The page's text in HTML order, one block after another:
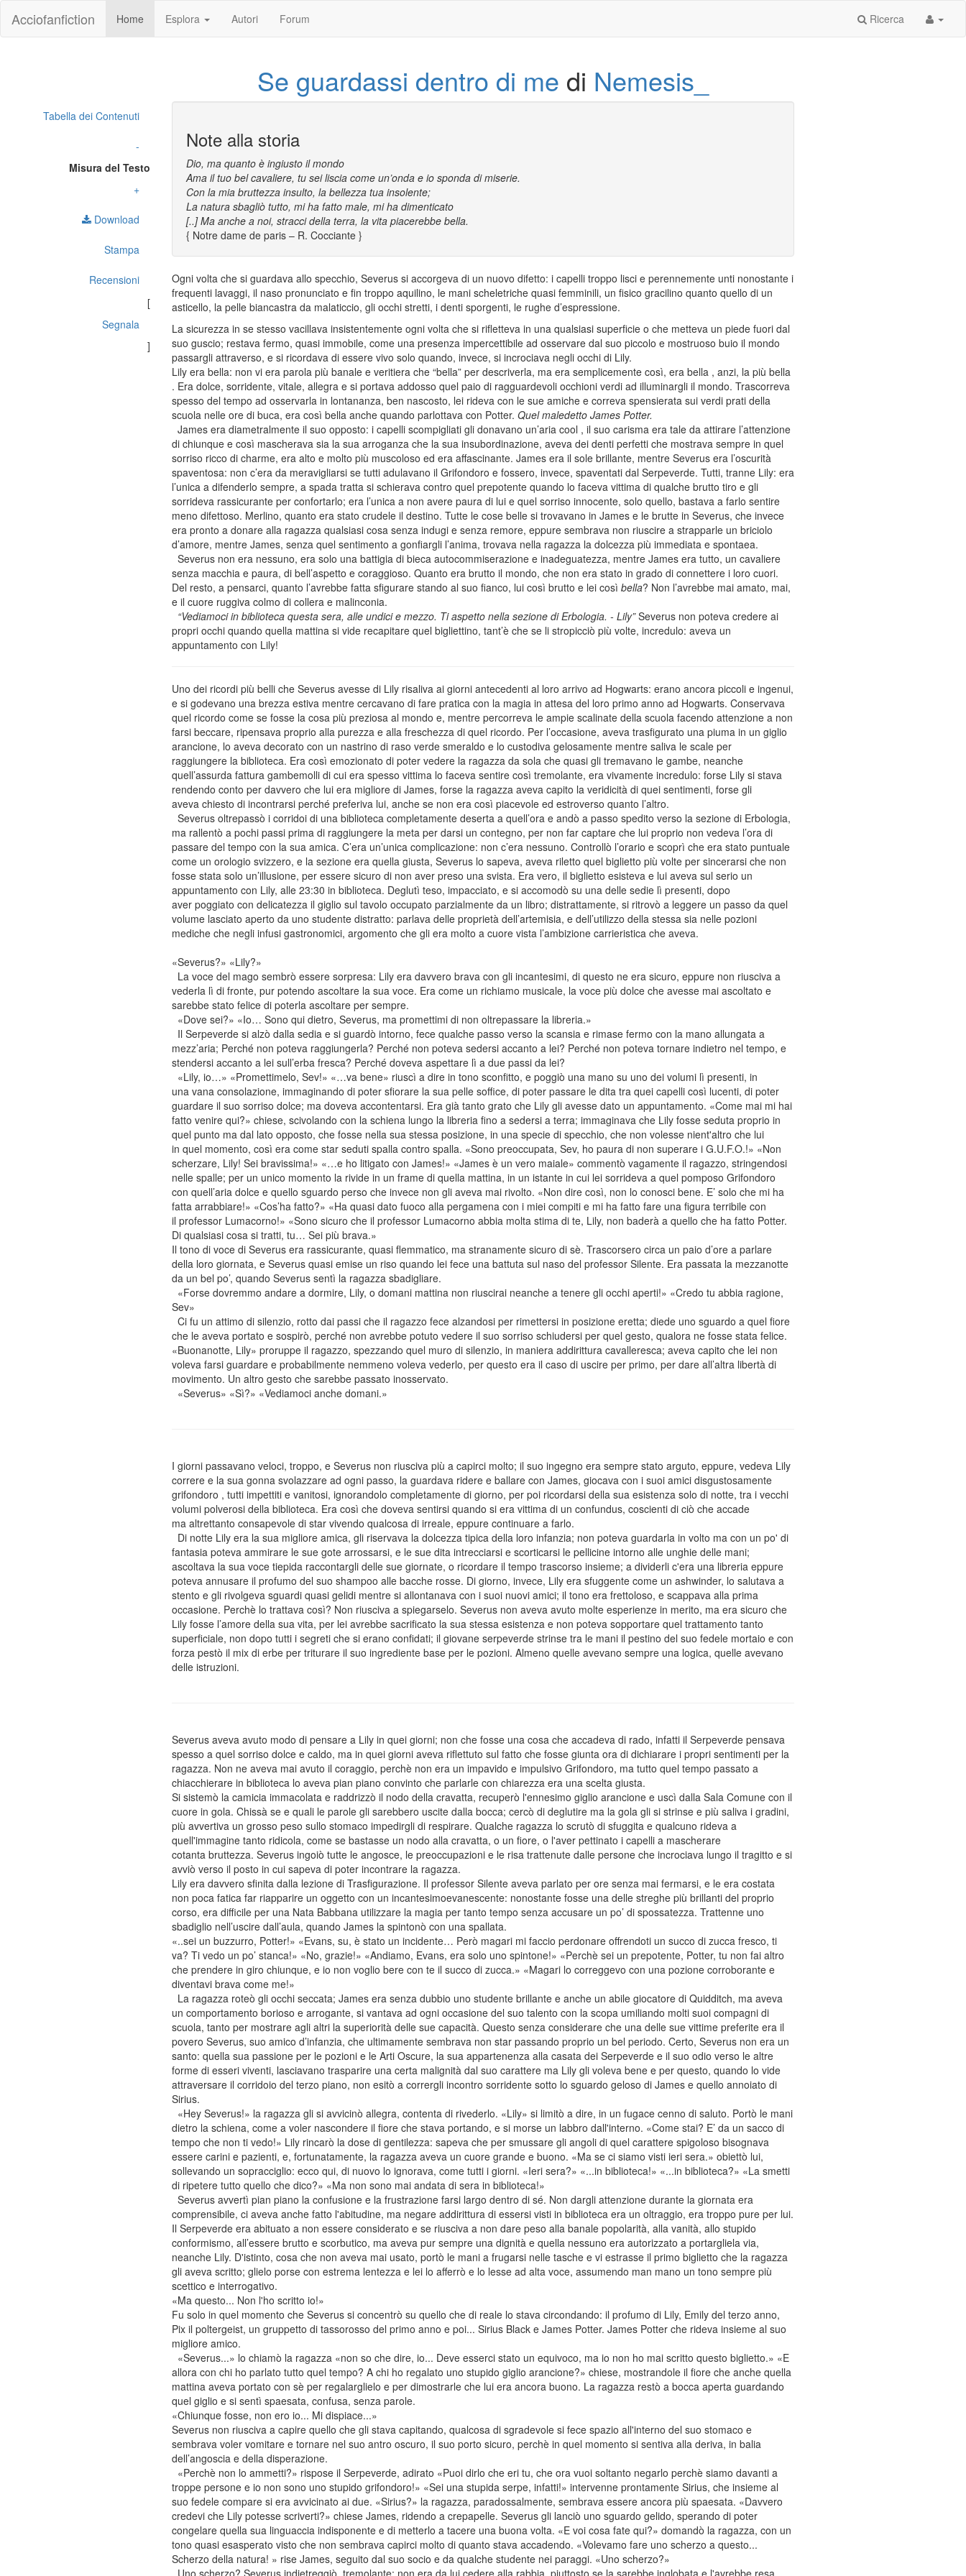
Acciofanfiction Home Esplora Autori Forum Ricerca
Se guardassi dentro di me di Nemesis_
Tabella dei Contenuti
-
Misura del Testo
+
Download
Stampa
Recensioni
[
Segnala
]
Note alla storia
Dio, ma quanto è ingiusto il mondo
Ama il tuo bel cavaliere, tu sei liscia come un’onda e io sponda di miserie.
Con la mia bruttezza insulto, la bellezza tua insolente;
La natura sbagliò tutto, mi ha fatto male, mi ha dimenticato
[..] Ma anche a noi, stracci della terra, la vita piacerebbe bella.
{ Notre dame de paris – R. Cocciante }
Ogni volta che si guardava allo specchio, Severus si accorgeva di un nuovo difetto: i capelli troppo lisci e perennemente unti nonostante i
frequenti lavaggi, il naso pronunciato e fin troppo aquilino, le mani scheletriche quasi femminili, un fisico gracilino quanto quello di un
asticello, la pelle biancastra da malaticcio, gli occhi stretti, i denti sporgenti, le rughe d’espressione.
La sicurezza in se stesso vacillava insistentemente ogni volta che si rifletteva in una qualsiasi superficie o che metteva un piede fuori dal
suo guscio; restava fermo, quasi immobile, come una presenza impercettibile ad osservare dal suo piccolo e mostruoso buio il mondo
passargli attraverso, e si ricordava di essere vivo solo quando, invece, si incrociava negli occhi di Lily.
Lily era bella: non vi era parola più banale e veritiera che “bella” per descriverla, ma era semplicemente così, era bella , anzi, la più bella
. Era dolce, sorridente, vitale, allegra e si portava addosso quel paio di ragguardevoli occhioni verdi ad illuminargli il mondo. Trascorreva
spesso del tempo ad osservarla in lontananza, ben nascosto, lei rideva con le sue amiche e correva spensierata sui verdi prati della
scuola nelle ore di buca, era così bella anche quando parlottava con Potter. Quel maledetto James Potter.
James era diametralmente il suo opposto: i capelli scompigliati gli donavano un’aria cool , il suo carisma era tale da attirare l’attenzione
di chiunque e così mascherava sia la sua arroganza che la sua insubordinazione, aveva dei denti perfetti che mostrava sempre in quel
sorriso ricco di charme, era alto e molto più muscoloso ed era affascinante. James era il sole brillante, mentre Severus era l’oscurità
spaventosa: non c’era da meravigliarsi se tutti adulavano il Grifondoro e fossero, invece, spaventati dal Serpeverde. Tutti, tranne Lily: era
l’unica a difenderlo sempre, a spada tratta si schierava contro quel prepotente quando lo faceva vittima di qualche brutto tiro e gli
sorrideva rassicurante per confortarlo; era l’unica a non avere paura di lui e quel sorriso innocente, solo quello, bastava a farlo sentire
meno difettoso. Merlino, quanto era stato crudele il destino. Tutte le cose belle si trovavano in James e le brutte in Severus, che invece
era pronto a donare alla ragazza qualsiasi cosa senza indugi e senza remore, eppure sembrava non riuscire a strapparle un briciolo
d’amore, mentre James, senza quel sentimento a gonfiargli l’anima, trovava nella ragazza la dolcezza più immediata e spontaea.
Severus non era nessuno, era solo una battigia di bieca autocommiserazione e inadeguatezza, mentre James era tutto, un cavaliere
senza macchia e paura, di bell’aspetto e coraggioso. Quanto era brutto il mondo, che non era stato in grado di connettere i loro cuori.
Del resto, a pensarci, quanto l’avrebbe fatta sfigurare stando al suo fianco, lui così brutto e lei così bella? Non l’avrebbe mai amato, mai,
e il cuore ruggiva colmo di collera e malinconia.
“Vediamoci in biblioteca questa sera, alle undici e mezzo. Ti aspetto nella sezione di Erbologia. - Lily”Severus non poteva credere ai
propri occhi quando quella mattina si vide recapitare quel bigliettino, tant’è che se li stropicciò più volte, incredulo: aveva un
appuntamento con Lily!
Uno dei ricordi più belli che Severus avesse di Lily risaliva ai giorni antecedenti al loro arrivo ad Hogwarts: erano ancora piccoli e ingenui,
e si godevano una brezza estiva mentre cercavano di fare pratica con la magia in attesa del loro primo anno ad Hogwarts. Conservava
quel ricordo come se fosse la cosa più preziosa al mondo e, mentre percorreva le ampie scalinate della scuola facendo attenzione a non
farsi beccare, ripensava proprio alla purezza e alla freschezza di quel ricordo. Per l’occasione, aveva trasfigurato una piuma in un giglio
arancione, lo aveva decorato con un nastrino di raso verde smeraldo e lo custodiva gelosamente mentre saliva le scale per
raggiungere la biblioteca. Era così emozionato di poter vedere la ragazza da sola che quasi gli tremavano le gambe, neanche
quell’assurda fattura gambemolli di cui era spesso vittima lo faceva sentire così tremolante, era vivamente incredulo: forse Lily si stava
rendendo conto per davvero che lui era migliore di James, forse la ragazza aveva capito la veridicità di quei sentimenti, forse gli
aveva chiesto di incontrarsi perché preferiva lui, anche se non era così piacevole ed estroverso quanto l’altro.
Severus oltrepassò i corridoi di una biblioteca completamente deserta a quell’ora e andò a passo spedito verso la sezione di Erbologia,
ma rallentò a pochi passi prima di raggiungere la meta per darsi un contegno, per non far captare che lui proprio non vedeva l’ora di
passare del tempo con la sua amica. C’era un’unica complicazione: non c’era nessuno. Controllò l’orario e scoprì che era stato puntuale
come un orologio svizzero, e la sezione era quella giusta, Severus lo sapeva, aveva riletto quel biglietto più volte per sincerarsi che non
fosse stata solo un’illusione, per essere sicuro di non aver preso una svista. Era vero, il biglietto esisteva e lui aveva sul serio un
appuntamento con Lily, alle 23:30 in biblioteca. Deglutì teso, impacciato, e si accomodò su una delle sedie lì presenti, dopo
aver poggiato con delicatezza il giglio sul tavolo occupato parzialmente da un libro; distrattamente, si ritrovò a leggere un passo da quel
volume lasciato aperto da uno studente distratto: parlava delle proprietà dell’artemisia, e dell’utilizzo della stessa sia nelle pozioni
mediche che negli infusi gastronomici, argomento che gli era molto a cuore vista l’ambizione carrieristica che aveva.
«Severus?» «Lily?»
La voce del mago sembrò essere sorpresa: Lily era davvero brava con gli incantesimi, di questo ne era sicuro, eppure non riusciva a
vederla lì di fronte, pur potendo ascoltare la sua voce. Era come un richiamo musicale, la voce più dolce che avesse mai ascoltato e
sarebbe stato felice di poterla ascoltare per sempre.
«Dove sei?» «Io… Sono qui dietro, Severus, ma promettimi di non oltrepassare la libreria.»
Il Serpeverde si alzò dalla sedia e si guardò intorno, fece qualche passo verso la scansia e rimase fermo con la mano allungata a
mezz’aria; Perché non poteva raggiungerla? Perché non poteva sedersi accanto a lei? Perché non poteva tornare indietro nel tempo, e
stendersi accanto a lei sull’erba fresca? Perché doveva aspettare lì a due passi da lei?
«Lily, io…» «Promettimelo, Sev!» «…va bene» riuscì a dire in tono sconfitto, e poggiò una mano su uno dei volumi lì presenti, in
una vana consolazione, immaginando di poter sfiorare la sua pelle soffice, di poter passare le dita tra quei capelli così lucenti, di poter
guardare il suo sorriso dolce; ma doveva accontentarsi. Era già tanto grato che Lily gli avesse dato un appuntamento. «Come mai mi hai
fatto venire qui?» chiese, scivolando con la schiena lungo la libreria fino a sedersi a terra; immaginava che Lily fosse seduta proprio in
quel punto ma dal lato opposto, che fosse nella sua stessa posizione, in una specie di specchio, che non volesse nient'altro che lui
in quel momento, così era come star seduti spalla contro spalla. «Sono preoccupata, Sev, ho paura di non superare i G.U.F.O.!» «Non
scherzare, Lily! Sei bravissima!» «…e ho litigato con James!» «James è un vero maiale» commentò vagamente il ragazzo, stringendosi
nelle spalle; per un unico momento la rivide in un frame di quella mattina, in un istante in cui lei sorrideva a quel pomposo Grifondoro
con quell’aria dolce e quello sguardo perso che invece non gli aveva mai rivolto. «Non dire così, non lo conosci bene. E’ solo che mi ha
fatta arrabbiare!» «Cos’ha fatto?» «Ha quasi dato fuoco alla pergamena con i miei compiti e mi ha fatto fare una figura terribile con
il professor Lumacorno!» «Sono sicuro che il professor Lumacorno abbia molta stima di te, Lily, non baderà a quello che ha fatto Potter.
Di qualsiasi cosa si tratti, tu… Sei più brava.»
Il tono di voce di Severus era rassicurante, quasi flemmatico, ma stranamente sicuro di sè. Trascorsero circa un paio d’ore a parlare
della loro giornata, e Severus quasi emise un riso quando lei fece una battuta sul naso del professor Silente. Era passata la mezzanotte
da un bel po’, quando Severus sentì la ragazza sbadigliare.
«Forse dovremmo andare a dormire, Lily, o domani mattina non riuscirai neanche a tenere gli occhi aperti!» «Credo tu abbia ragione,
Sev»
Ci fu un attimo di silenzio, rotto dai passi che il ragazzo fece alzandosi per rimettersi in posizione eretta; diede uno sguardo a quel fiore
che le aveva portato e sospirò, perché non avrebbe potuto vedere il suo sorriso schiudersi per quel gesto, qualora ne fosse stata felice.
«Buonanotte, Lily» proruppe il ragazzo, spezzando quel muro di silenzio, in maniera addirittura cavalleresca; aveva capito che lei non
voleva farsi guardare e probabilmente nemmeno voleva vederlo, per questo era il caso di uscire per primo, per dare all’altra libertà di
movimento. Un altro gesto che sarebbe passato inosservato.
«Severus» «Sì?» «Vediamoci anche domani.»
I giorni passavano veloci, troppo, e Severus non riusciva più a capirci molto; il suo ingegno era sempre stato arguto, eppure, vedeva Lily
correre e la sua gonna svolazzare ad ogni passo, la guardava ridere e ballare con James, giocava con i suoi amici disgustosamente
grifondoro , tutti impettiti e vanitosi, ignorandolo completamente di giorno, per poi ricordarsi della sua esistenza solo di notte, tra i vecchi
volumi polverosi della biblioteca. Era così che doveva sentirsi quando si era vittima di un confundus, coscienti di ciò che accade
ma altrettanto consapevole di star vivendo qualcosa di irreale, eppure continuare a farlo.
Di notte Lily era la sua migliore amica, gli riservava la dolcezza tipica della loro infanzia; non poteva guardarla in volto ma con un po' di
fantasia poteva ammirare le sue gote arrossarsi, e le sue dita intrecciarsi e scorticarsi le pellicine intorno alle unghie delle mani;
ascoltava la sua voce tiepida raccontargli delle sue giornate, o ricordare il tempo trascorso insieme; a dividerli c'era una libreria eppure
poteva annusare il profumo del suo shampoo alle bacche rosse. Di giorno, invece, Lily era sfuggente come un ashwinder, lo salutava a
stento e gli rivolgeva sguardi quasi gelidi mentre si allontanava con i suoi nuovi amici; il tono era frettoloso, e scappava alla prima
occasione. Perchè lo trattava così? Non riusciva a spiegarselo. Severus non aveva avuto molte esperienze in merito, ma era sicuro che
Lily fosse l’amore della sua vita, per lei avrebbe sacrificato la sua stessa esistenza e non poteva sopportare quel trattamento tanto
superficiale, non dopo tutti i segreti che si erano confidati; il giovane serpeverde strinse tra le mani il pestino del suo fedele mortaio e con
forza pestò il mix di erbe per triturare il suo ingrediente base per le pozioni. Almeno quelle avevano sempre una logica, quelle avevano
delle istruzioni.
Severus aveva avuto modo di pensare a Lily in quei giorni; non che fosse una cosa che accadeva di rado, infatti il Serpeverde pensava
spesso a quel sorriso dolce e caldo, ma in quei giorni aveva riflettuto sul fatto che fosse giunta ora di dichiarare i propri sentimenti per la
ragazza. Non ne aveva mai avuto il coraggio, perchè non era un impavido e impulsivo Grifondoro, ma tutto quel tempo passato a
chiacchierare in biblioteca lo aveva pian piano convinto che parlarle con chiarezza era una scelta giusta.
Si sistemò la camicia immacolata e raddrizzò il nodo della cravatta, recuperò l'ennesimo giglio arancione e uscì dalla Sala Comune con il
cuore in gola. Chissà se e quali le parole gli sarebbero uscite dalla bocca; cercò di deglutire ma la gola gli si strinse e più saliva i gradini,
più avvertiva un grosso peso sullo stomaco impedirgli di respirare. Qualche ragazza lo scrutò di sfuggita e qualcuno rideva a
quell'immagine tanto ridicola, come se bastasse un nodo alla cravatta, o un fiore, o l'aver pettinato i capelli a mascherare
cotanta bruttezza. Severus ingoiò tutte le angosce, le preoccupazioni e le risa trattenute dalle persone che incrociava lungo il tragitto e si
avviò verso il posto in cui sapeva di poter incontrare la ragazza.
Lily era davvero sfinita dalla lezione di Trasfigurazione. Il professor Silente aveva parlato per ore senza mai fermarsi, e le era costata
non poca fatica far riapparire un oggetto con un incantesimoevanescente: nonostante fosse una delle streghe più brillanti del proprio
corso, era difficile per una Nata Babbana utilizzare la magia per tanto tempo senza accusare un po’ di spossatezza. Trattenne uno
sbadiglio nell’uscire dall’aula, quando James la spintonò con una spallata.
«..sei un buzzurro, Potter!» «Evans, su, è stato un incidente… Però magari mi faccio perdonare offrendoti un succo di zucca fresco, ti
va? Ti vedo un po’ stanca!» «No, grazie!» «Andiamo, Evans, era solo uno spintone!» «Perchè sei un prepotente, Potter, tu non fai altro
che prendere in giro chiunque, e io non voglio bere con te il succo di zucca.» «Magari lo correggevo con una pozione corroborante e
diventavi brava come me!»
La ragazza roteò gli occhi seccata; James era senza dubbio uno studente brillante e anche un abile giocatore di Quidditch, ma aveva
un comportamento borioso e arrogante, si vantava ad ogni occasione del suo talento con la scopa umiliando molti suoi compagni di
scuola, tanto per mostrare agli altri la superiorità delle sue capacità. Questo senza considerare che una delle sue vittime preferite era il
povero Severus, suo amico d’infanzia, che ultimamente sembrava non star passando proprio un bel periodo. Certo, Severus non era un
santo: quella sua passione per le pozioni e le Arti Oscure, la sua appartenenza alla casata dei Serpeverde e il suo odio verso le altre
forme di esseri viventi, lasciavano trasparire una certa malignità dal suo carattere ma Lily gli voleva bene e per questo, quando lo vide
attraversare il corridoio del terzo piano, non esitò a corrergli incontro sorridente sotto lo sguardo geloso di James e quello annoiato di
Sirius.
«Hey Severus!» la ragazza gli si avvicinò allegra, contenta di rivederlo. «Lily» si limitò a dire, in un fugace cenno di saluto. Portò le mani
dietro la schiena, come a voler nascondere il fiore che stava portando, e si morse un labbro dall'interno. «Come stai? E’ da un sacco di
tempo che non ti vedo!» Lily rincarò la dose di gentilezza: sapeva che per smussare gli angoli di quel carattere spigoloso bisognava
essere carini e pazienti, e, fortunatamente, la ragazza aveva un cuore grande e buono. «Ma se ci siamo visti ieri sera.» obiettò lui,
sollevando un sopracciglio: ecco qui, di nuovo lo ignorava, come tutti i giorni. «Ieri sera?» «...in biblioteca!» «...in biblioteca?» «La smetti
di ripetere tutto quello che dico?» «Ma non sono mai andata di sera in biblioteca!»
Severus avvertì pian piano la confusione e la frustrazione farsi largo dentro di sé. Non dargli attenzione durante la giornata era
comprensibile, ci aveva anche fatto l'abitudine, ma negare addirittura di essersi visti in biblioteca era un oltraggio, era troppo pure per lui.
Il Serpeverde era abituato a non essere considerato e se riusciva a non dare peso alla banale popolarità, alla vanità, allo stupido
conformismo, all’essere brutto e scorbutico, ma aveva pur sempre una dignità e quella nessuno era autorizzato a portargliela via,
neanche Lily. D'istinto, cosa che non aveva mai usato, portò le mani a frugarsi nelle tasche e vi estrasse il primo biglietto che la ragazza
gli aveva scritto; glielo porse con estrema lentezza e lei lo afferrò e lo lesse ad alta voce, assumendo man mano un tono sempre più
scettico e interrogativo.
«Ma questo... Non l'ho scritto io!»
Fu solo in quel momento che Severus si concentrò su quello che di reale lo stava circondando: il profumo di Lily, Emily del terzo anno,
Pix il poltergeist, un gruppetto di tassorosso del primo anno e poi... Sirius Black e James Potter. James Potter che rideva insieme al suo
migliore amico.
«Severus...» lo chiamò la ragazza «non so che dire, io... Deve esserci stato un equivoco, ma io non ho mai scritto questo biglietto.» «E
allora con chi ho parlato tutto quel tempo? A chi ho regalato uno stupido giglio arancione?» chiese, mostrandole il fiore che anche quella
mattina aveva portato con sè per regalarglielo e per dimostrarle che lui era ancora buono. La ragazza restò a bocca aperta guardando
quel giglio e si sentì spaesata, confusa, senza parole.
«Chiunque fosse, non ero io... Mi dispiace...»
Severus non riusciva a capire quello che gli stava capitando, qualcosa di sgradevole si fece spazio all'interno del suo stomaco e
sembrava voler vomitare e tornare nel suo antro oscuro, il suo porto sicuro, perchè in quel momento si sentiva alla deriva, in balia
dell’angoscia e della disperazione.
«Perchè non lo ammetti?» rispose il Serpeverde, adirato «Puoi dirlo che eri tu, che ora vuoi soltanto negarlo perchè siamo davanti a
troppe persone e io non sono uno stupido grifondoro!» «Sei una stupida serpe, infatti!» intervenne prontamente Sirius, che insieme al
suo fedele compare si era avvicinato ai due. «Sirius?» la ragazza, paradossalmente, sembrava essere ancora più spaesata. «Davvero
credevi che Lily potesse scriverti?» chiese James, ridendo a crepapelle. Severus gli lanciò uno sguardo gelido, sperando di poter
congelare quella sua linguaccia indisponente e di metterlo a tacere una buona volta. «E voi cosa fate qui?» domandò la ragazza, con un
tono quasi esasperato visto che non sembrava capirci molto di quanto stava accadendo. «Volevamo fare uno scherzo a questo...
Scherzo della natura! » rise James, seguito dal suo socio e da qualche studente nei paraggi. «Uno scherzo?»
Uno scherzo? Severus indietreggiò, tremolante: non era da lui cedere alla rabbia, piuttosto se la sarebbe inglobata e l'avrebbe resa